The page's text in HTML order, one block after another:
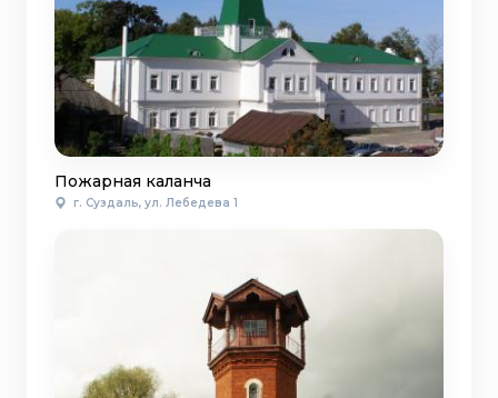
Пожарная каланча
г. Суздаль, ул. Лебедева 1